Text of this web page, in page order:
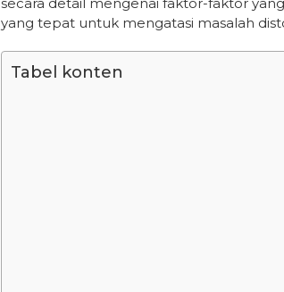
yang tepat untuk mengatasi masalah
Tabel konten